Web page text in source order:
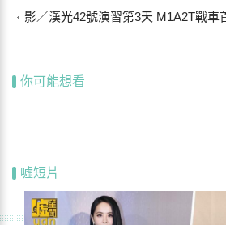
影／漢光42號演習第3天 M1A2T戰車首
你可能想看
噓短片